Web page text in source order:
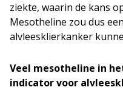
ziekte, waarin de kans
Mesotheline zou dus
alvleesklierkanker
Veel mesotheline in
indicator voor